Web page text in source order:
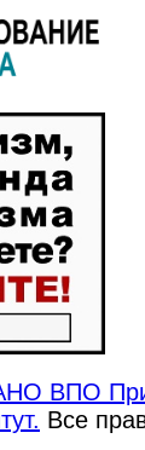
ВПО
Все